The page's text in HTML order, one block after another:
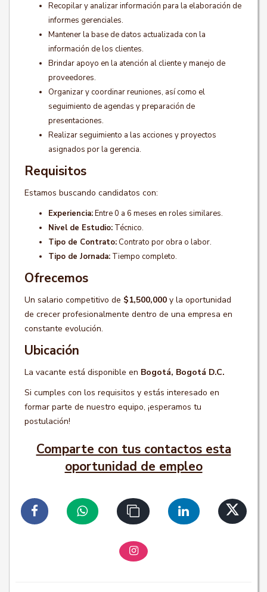
Recopilar y analizar información para la elaboración de
informes gerenciales.
Mantener la base de datos actualizada con la
información de los clientes.
Brindar apoyo en la atención al cliente y manejo de
proveedores.
Organizar y coordinar reuniones, así como el
seguimiento de agendas y preparación de
presentaciones.
Realizar seguimiento a las acciones y proyectos
asignados por la gerencia.
Requisitos
Estamos buscando candidatos con:
Experiencia:Entre 0 a 6 meses en roles similares.
Nivel de Estudio: Técnico.
Tipo de Contrato: Contrato por obra o labor.
Tipo de Jornada: Tiempo completo.
Ofrecemos
Un salario competitivo de $1,500,000 y la oportunidad
de crecer profesionalmente dentro de una empresa en
constante evolución.
Ubicación
La vacante está disponible en Bogotá, Bogotá D.C.
Si cumples con los requisitos y estás interesado en
formar parte de nuestro equipo, ¡esperamos tu
postulación!
Comparte con tus contactos esta
oportunidad de empleo